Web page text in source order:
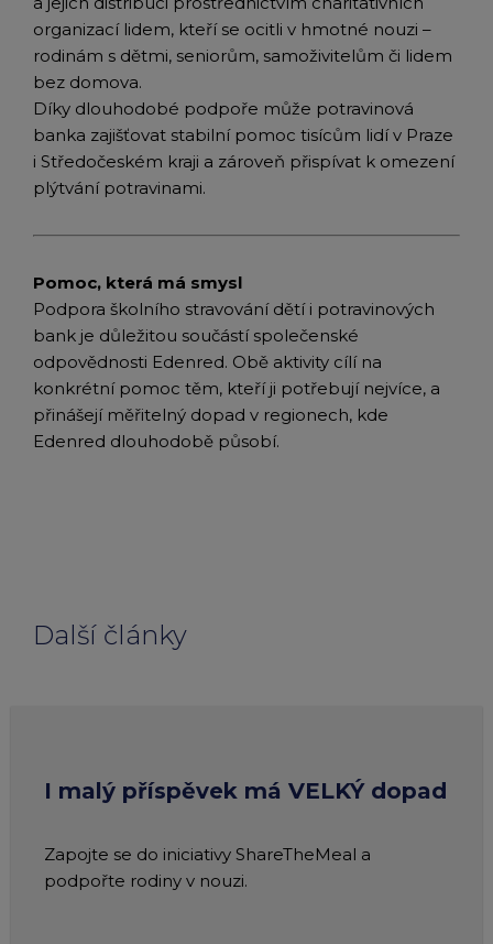
organizací lidem, kteří se ocitli v hmotné nouzi –
rodinám s dětmi, seniorům, samoživitelům či lidem
bez domova.
Díky dlouhodobé podpoře může potravinová
banka zajišťovat stabilní pomoc tisícům lidí v Praze
i Středočeském kraji a zároveň přispívat k omezení
plýtvání potravinami.
Pomoc, která má smysl
Podpora školního stravování dětí i potravinových
bank je důležitou součástí společenské
odpovědnosti Edenred. Obě aktivity cílí na
konkrétní pomoc těm, kteří ji potřebují nejvíce, a
přinášejí měřitelný dopad v regionech, kde
Edenred dlouhodobě působí.
Další články
I malý příspěvek má VELKÝ dopad
Zapojte se do iniciativy ShareTheMeal a
podpořte rodiny v nouzi.